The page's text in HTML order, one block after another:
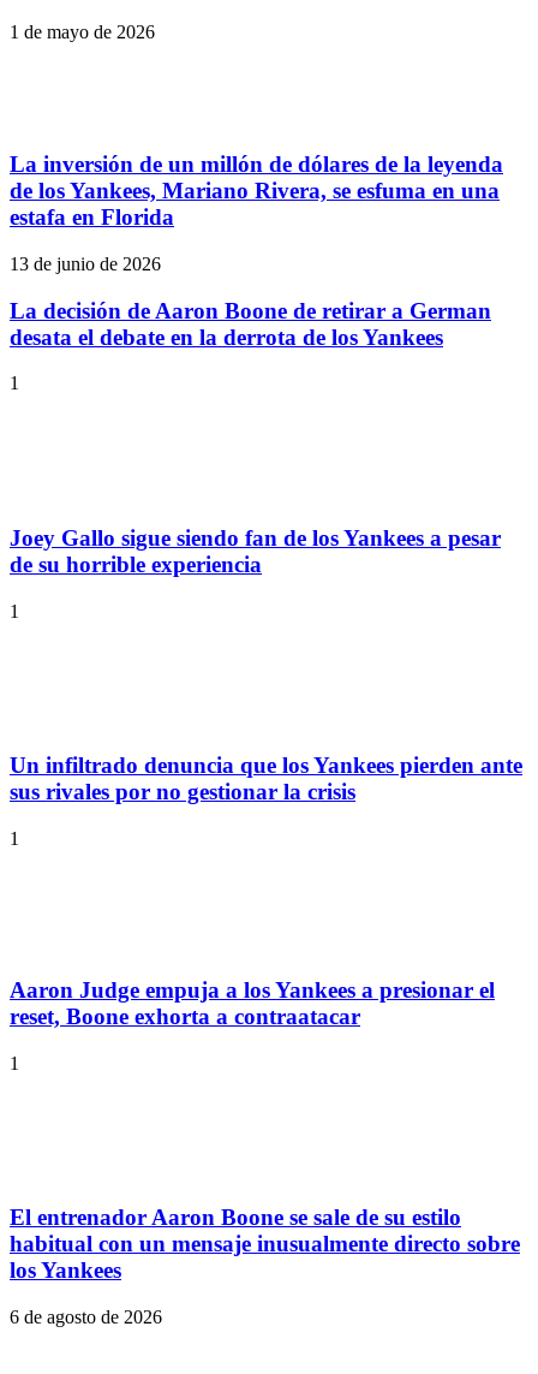
1 de mayo de 2026
La inversión de un millón de dólares de la leyenda
de los Yankees, Mariano Rivera, se esfuma en una
estafa en Florida
13 de junio de 2026
La decisión de Aaron Boone de retirar a German
desata el debate en la derrota de los Yankees
1
Joey Gallo sigue siendo fan de los Yankees a pesar
de su horrible experiencia
1
Un infiltrado denuncia que los Yankees pierden ante
sus rivales por no gestionar la crisis
1
Aaron Judge empuja a los Yankees a presionar el
reset, Boone exhorta a contraatacar
1
El entrenador Aaron Boone se sale de su estilo
habitual con un mensaje inusualmente directo sobre
los Yankees
6 de agosto de 2026